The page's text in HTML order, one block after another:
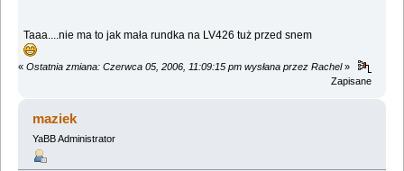
Taaa....nie ma to jak mała rundka na LV426 tuż przed snem
« Ostatnia zmiana: Czerwca 05, 2006, 11:09:15 pm wysłana przez Rachel»
Zapisane
maziek
YaBB Administrator